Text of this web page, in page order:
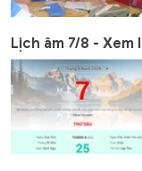
Lịch âm 7/8 - Xem